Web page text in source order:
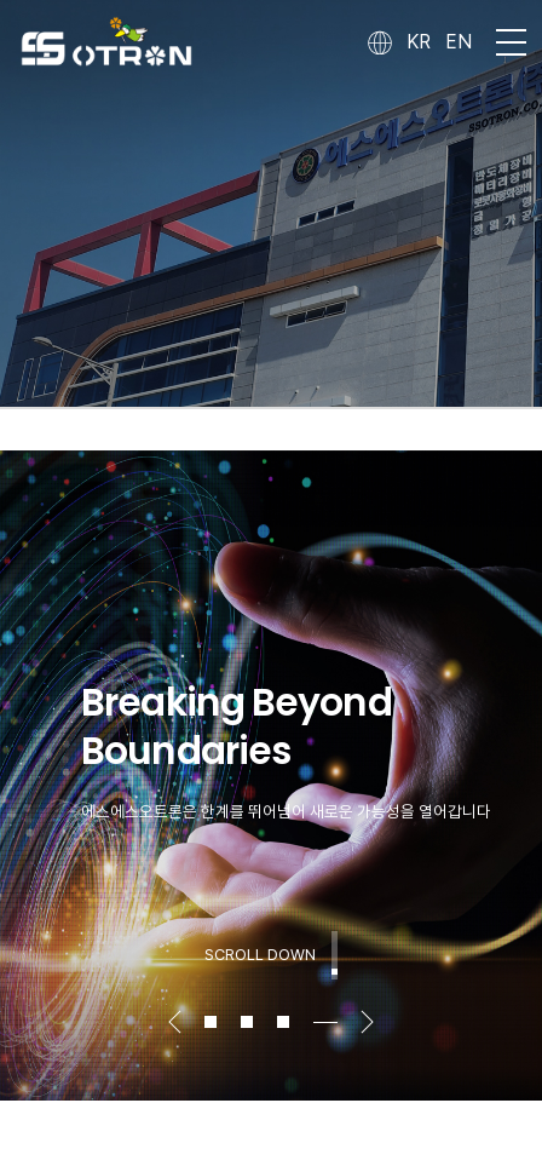
KR EN
Breaking Beyond
Boundaries
에스에스오트론은 한계를 뛰어넘어 새로운 가능성을 열어갑니다
SCROLL DOWN